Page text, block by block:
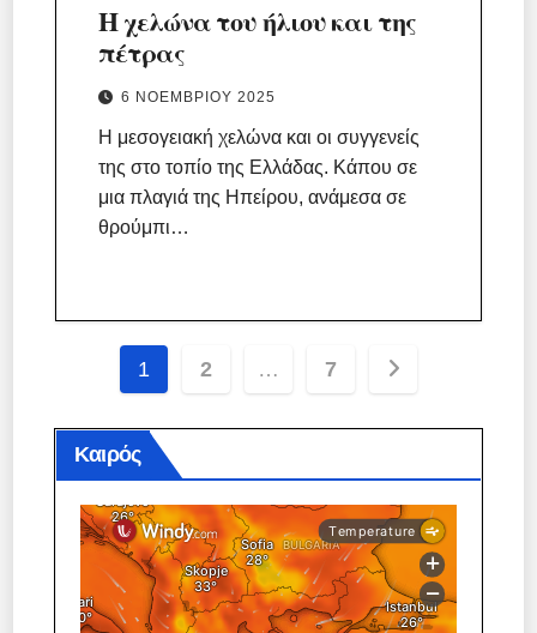
Η χελώνα του ήλιου και της
πέτρας
6 ΝΟΕΜΒΡΊΟΥ 2025
Η μεσογειακή χελώνα και οι συγγενείς
της στο τοπίο της Ελλάδας. Κάπου σε
μια πλαγιά της Ηπείρου, ανάμεσα σε
θρούμπι…
Σελιδοποίηση
άρθρων
1 2 … 7
Καιρός